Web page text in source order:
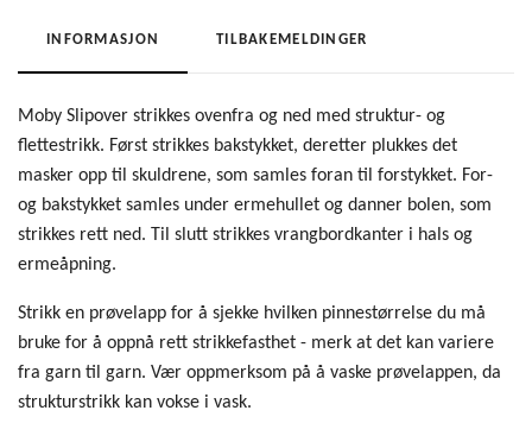
INFORMASJON TILBAKEMELDINGER
Moby Slipover strikkes ovenfra og ned med struktur- og
flettestrikk. Først strikkes bakstykket, deretter plukkes det
masker opp til skuldrene, som samles foran til forstykket. For-
og bakstykket samles under ermehullet og danner bolen, som
strikkes rett ned. Til slutt strikkes vrangbordkanter i hals og
ermeåpning.
Strikk en prøvelapp for å sjekke hvilken pinnestørrelse du må
bruke for å oppnå rett strikkefasthet - merk at det kan variere
fra garn til garn. Vær oppmerksom på å vaske prøvelappen, da
strukturstrikk kan vokse i vask.